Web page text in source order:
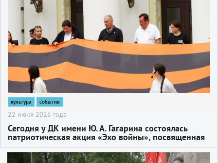
культура события
22 июня 2026 года
Сегодня у ДК имени Ю. А. Гагарина состоялась
патриотическая акция «Эхо войны», посвященная
Дню памяти и скорби
2